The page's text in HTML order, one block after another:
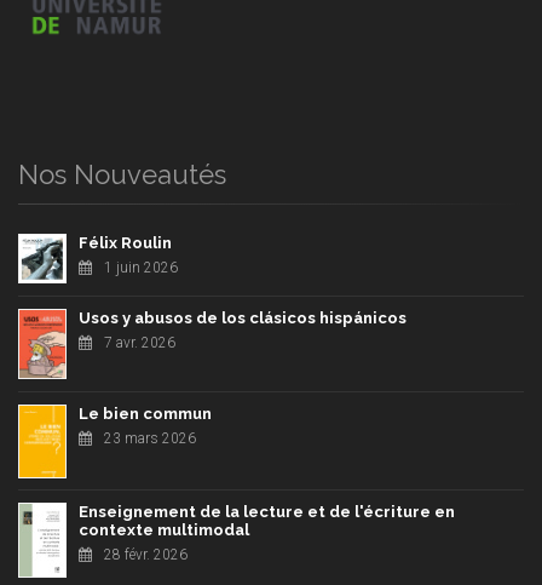
Nos Nouveautés
Félix Roulin
1 juin 2026
Usos y abusos de los clásicos hispánicos
7 avr. 2026
Le bien commun
23 mars 2026
Enseignement de la lecture et de l'écriture en
contexte multimodal
28 févr. 2026